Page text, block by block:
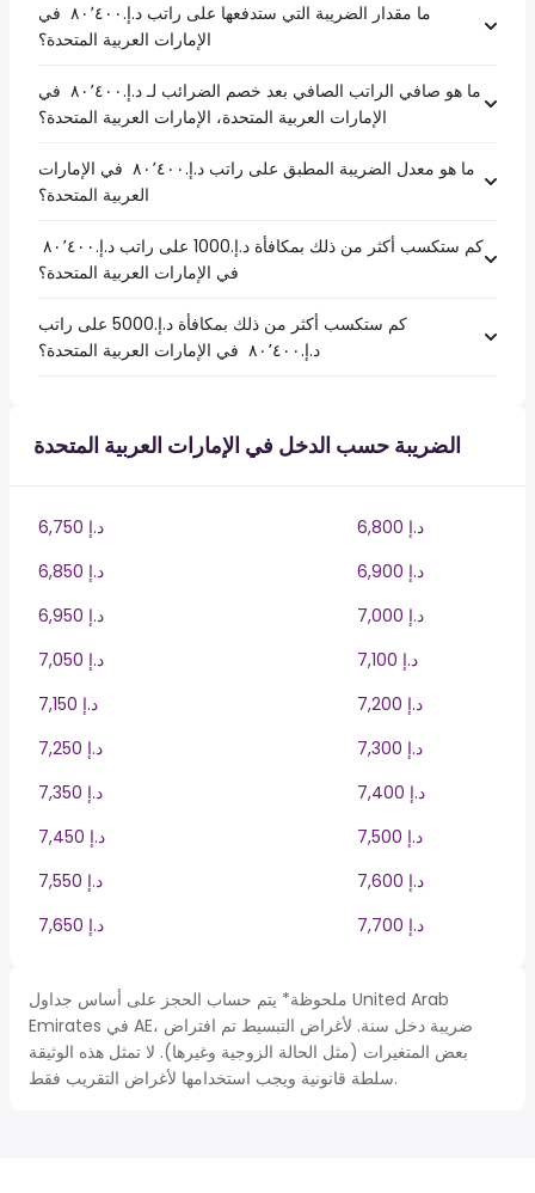
ما مقدار الضريبة التي ستدفعها على راتب د.إ.‏٨٠٬٤٠٠ ‏ في
الإمارات العربية المتحدة؟
ما هو صافي الراتب الصافي بعد خصم الضرائب لـ د.إ.‏٨٠٬٤٠٠ ‏ في
الإمارات العربية المتحدة، الإمارات العربية المتحدة؟
ما هو معدل الضريبة المطبق على راتب د.إ.‏٨٠٬٤٠٠ ‏ في الإمارات
العربية المتحدة؟
في الإمارات العربية المتحدة؟
كم ستكسب أكثر من ذلك بمكافأة د.إ.5000 على راتب
د.إ.‏٨٠٬٤٠٠ ‏ في الإمارات العربية المتحدة؟
الضريبة حسب الدخل في الإمارات العربية المتحدة
6,750 د.إ
6,800 د.إ
6,850 د.إ
6,900 د.إ
6,950 د.إ
7,000 د.إ
7,050 د.إ
7,100 د.إ
7,150 د.إ
7,200 د.إ
7,250 د.إ
7,300 د.إ
7,350 د.إ
7,400 د.إ
7,450 د.إ
7,500 د.إ
7,550 د.إ
7,600 د.إ
7,650 د.إ
7,700 د.إ
ملحوظة* يتم حساب الحجز على أساس جداول United Arab
Emirates في AE، ضريبة دخل سنة. لأغراض التبسيط تم افتراض
بعض المتغيرات (مثل الحالة الزوجية وغيرها). لا تمثل هذه الوثيقة
سلطة قانونية ويجب استخدامها لأغراض التقريب فقط.